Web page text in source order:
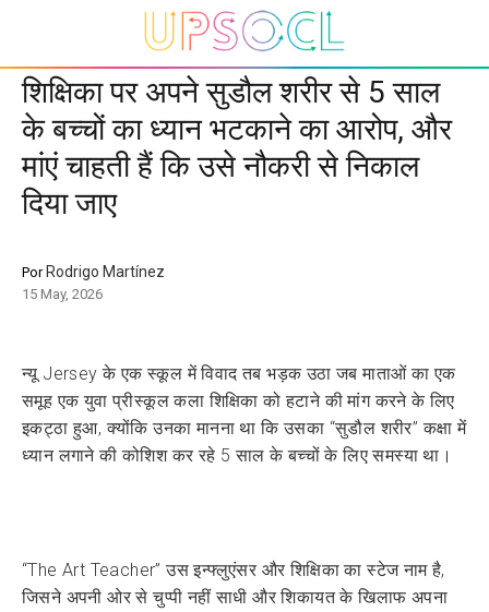
शिक्षिका पर अपने सुडौल शरीर से 5 साल
के बच्चों का ध्यान भटकाने का आरोप, और
मांएं चाहती हैं कि उसे नौकरी से निकाल
दिया जाए
Por Rodrigo Martínez
15 May, 2026
न्यू Jersey के एक स्कूल में विवाद तब भड़क उठा जब माताओं का एक
समूह एक युवा प्रीस्कूल कला शिक्षिका को हटाने की मांग करने के लिए
इकट्ठा हुआ, क्योंकि उनका मानना था कि उसका “सुडौल शरीर” कक्षा में
ध्यान लगाने की कोशिश कर रहे 5 साल के बच्चों के लिए समस्या था।
“The Art Teacher” उस इन्फ्लुएंसर और शिक्षिका का स्टेज नाम है,
जिसने अपनी ओर से चुप्पी नहीं साधी और शिकायत के खिलाफ अपना